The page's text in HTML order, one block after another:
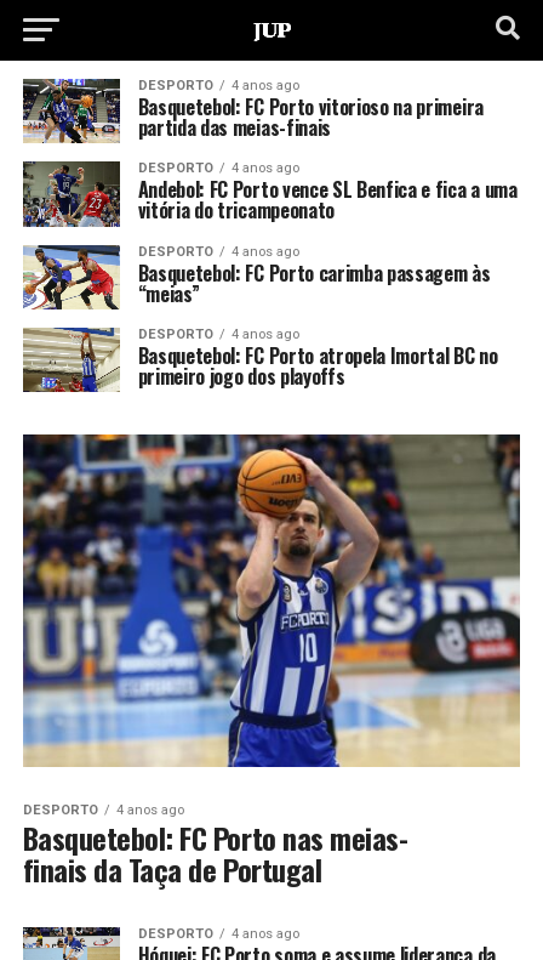
DESPORTO 4 anos ago
Basquetebol: FC Porto vitorioso na primeira
partida das meias-finais
DESPORTO 4 anos ago
Andebol: FC Porto vence SL Benfica e fica a uma
vitória do tricampeonato
DESPORTO 4 anos ago
Basquetebol: FC Porto carimba passagem às
“meias”
DESPORTO 4 anos ago
Basquetebol: FC Porto atropela Imortal BC no
primeiro jogo dos playoffs
DESPORTO 4 anos ago
Basquetebol: FC Porto nas meias-
finais da Taça de Portugal
DESPORTO 4 anos ago